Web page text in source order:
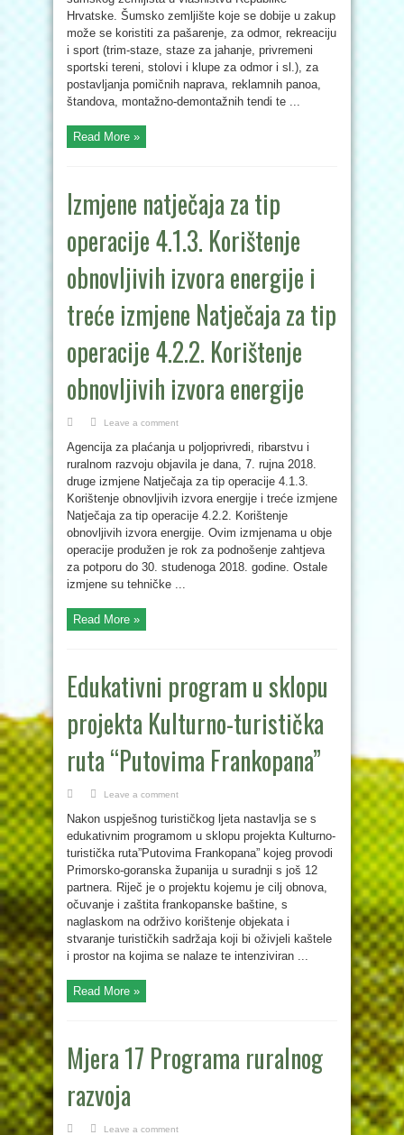
Hrvatske. Šumsko zemljište koje se dobije u zakup
može se koristiti za pašarenje, za odmor, rekreaciju
i sport (trim-staze, staze za jahanje, privremeni
sportski tereni, stolovi i klupe za odmor i sl.), za
postavljanja pomičnih naprava, reklamnih panoa,
štandova, montažno-demontažnih tendi te ...
Read More »
Izmjene natječaja za tip
operacije 4.1.3. Korištenje
obnovljivih izvora energije i
treće izmjene Natječaja za tip
operacije 4.2.2. Korištenje
obnovljivih izvora energije
Leave a comment
Agencija za plaćanja u poljoprivredi, ribarstvu i
ruralnom razvoju objavila je dana, 7. rujna 2018.
druge izmjene Natječaja za tip operacije 4.1.3.
Korištenje obnovljivih izvora energije i treće izmjene
Natječaja za tip operacije 4.2.2. Korištenje
obnovljivih izvora energije. Ovim izmjenama u obje
operacije produžen je rok za podnošenje zahtjeva
za potporu do 30. studenoga 2018. godine. Ostale
izmjene su tehničke ...
Read More »
Edukativni program u sklopu
projekta Kulturno-turistička
ruta “Putovima Frankopana”
Leave a comment
Nakon uspješnog turističkog ljeta nastavlja se s
edukativnim programom u sklopu projekta Kulturno-
turistička ruta”Putovima Frankopana” kojeg provodi
Primorsko-goranska županija u suradnji s još 12
partnera. Riječ je o projektu kojemu je cilj obnova,
očuvanje i zaštita frankopanske baštine, s
naglaskom na održivo korištenje objekata i
stvaranje turističkih sadržaja koji bi oživjeli kaštele
i prostor na kojima se nalaze te intenziviran ...
Read More »
Mjera 17 Programa ruralnog
razvoja
Leave a comment